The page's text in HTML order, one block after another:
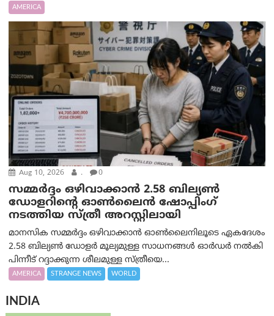
AMERICA
Aug 10, 2026 . 0
സമ്മര്‍ദ്ദം ഒഴിവാക്കാന്‍ 2.58 ബില്യൺ
ഡോളറിന്റെ ഓണ്‍ലൈന്‍ ഷോപ്പിംഗ്
നടത്തിയ സ്ത്രീ അറസ്റ്റിലായി
മാനസിക സമ്മര്‍ദ്ദം ഒഴിവാക്കാന്‍ ഓണ്‍ലൈനിലൂടെ ഏകദേശം
2.58 ബില്യൺ ഡോളർ മൂല്യമുള്ള സാധനങ്ങള്‍ ഓര്‍ഡര്‍ നല്‍കി
പിന്നീട് റദ്ദാക്കുന്ന ശീലമുള്ള സ്ത്രീയെ...
AMERICA STRANGE NEWS WORLD
INDIA